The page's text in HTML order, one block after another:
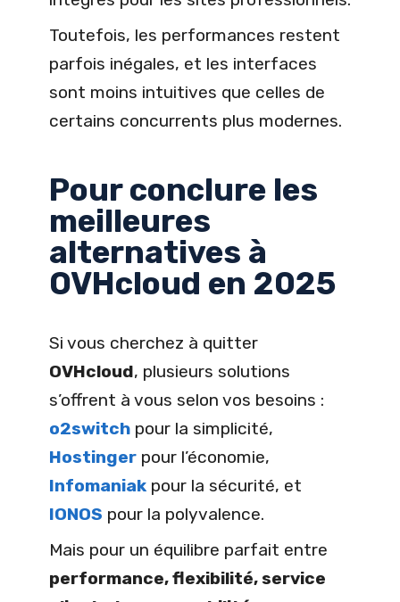
Toutefois, les performances restent
parfois inégales, et les interfaces
sont moins intuitives que celles de
certains concurrents plus modernes.
Pour conclure les
meilleures
alternatives à
OVHcloud en 2025
Si vous cherchez à quitter
OVHcloud, plusieurs solutions
s’offrent à vous selon vos besoins :
o2switch pour la simplicité,
Hostinger pour l’économie,
Infomaniak pour la sécurité, et
IONOS pour la polyvalence.
Mais pour un équilibre parfait entre
performance, flexibilité, service